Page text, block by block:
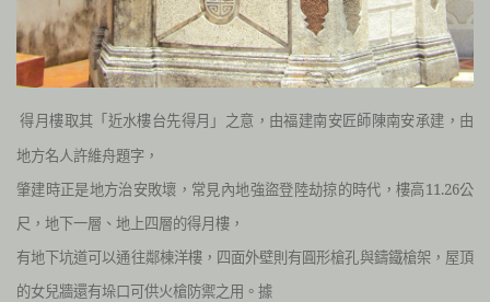
得月樓取其「近水樓台先得月」之意，由福建南安匠師陳南安承建，由
地方名人許維舟題字，
肇建時正是地方治安敗壞，常見內地強盜登陸劫掠的時代，樓高11.26公
尺，地下一層、地上四層的得月樓，
有地下坑道可以通往鄰棟洋樓，四面外壁則有圓形槍孔與鑄鐵槍架，屋頂
的女兒牆還有垛口可供火槍防禦之用。據